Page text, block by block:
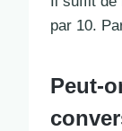
par 10.
Peut-